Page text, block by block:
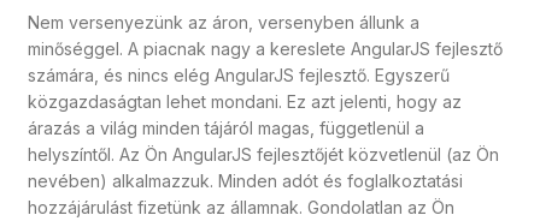
Nem versenyezünk az áron, versenyben állunk a
minőséggel. A piacnak nagy a kereslete AngularJS fejlesztő
számára, és nincs elég AngularJS fejlesztő. Egyszerű
közgazdaságtan lehet mondani. Ez azt jelenti, hogy az
árazás a világ minden tájáról magas, függetlenül a
helyszíntől. Az Ön AngularJS fejlesztőjét közvetlenül (az Ön
nevében) alkalmazzuk. Minden adót és foglalkoztatási
hozzájárulást fizetünk az államnak. Gondolatlan az Ön